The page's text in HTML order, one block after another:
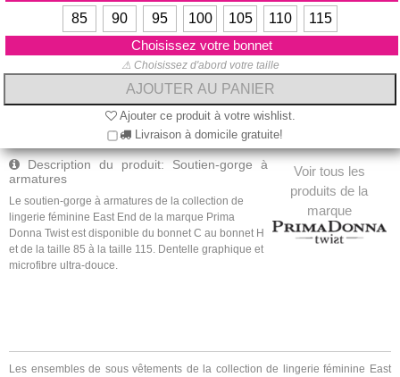
85
90 95 100 105 110
115
Choisissez votre bonnet
⚠ Choisissez d'abord votre taille
Ajouter ce produit à votre wishlist.
Livraison à domicile gratuite!
Voir tous les
produits de la
marque
Description du produit: Soutien-gorge à
armatures
Le soutien-gorge à armatures de la collection de
lingerie féminine East End de la marque Prima
Donna Twist est disponible du bonnet C au bonnet H
et de la taille 85 à la taille 115. Dentelle graphique et
microfibre ultra-douce.
Les ensembles de sous vêtements de la collection de lingerie féminine East